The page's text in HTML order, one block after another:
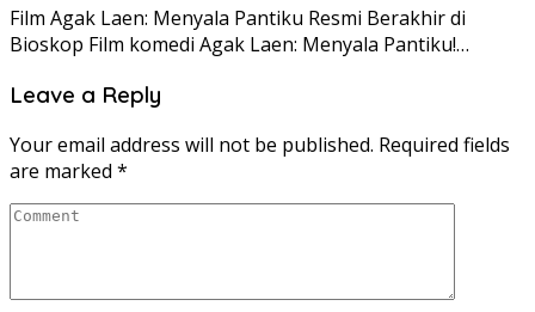
Film Agak Laen: Menyala Pantiku Resmi Berakhir di
Bioskop Film komedi Agak Laen: Menyala Pantiku!…
Leave a Reply
Your email address will not be published. Required fields
are marked *